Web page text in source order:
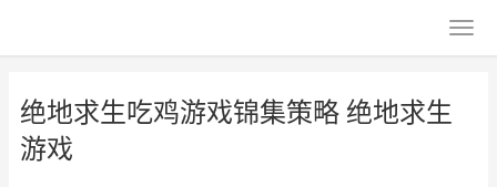
绝地求生吃鸡游戏锦集策略 绝地求生
游戏